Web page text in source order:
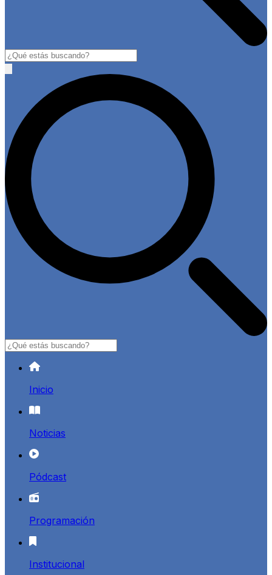
Inicio
Noticias
Pódcast
Programación
Institucional